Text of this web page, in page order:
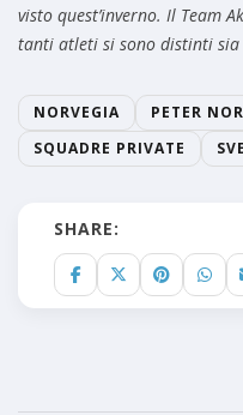
visto quest’inverno. Il Team
tanti atleti si sono distinti sia
NORVEGIA PETER
SQUADRE PRIVATE
SHARE: